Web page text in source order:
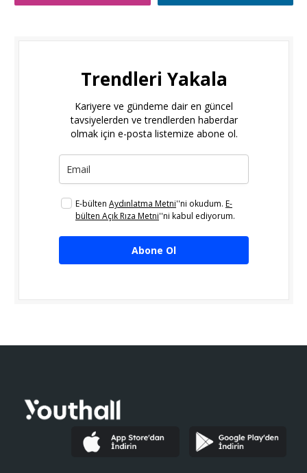
Trendleri Yakala
Kariyere ve gündeme dair en güncel
tavsiyelerden ve trendlerden haberdar
olmak için e-posta listemize abone ol.
E-bülten Aydınlatma Metni''ni okudum. E-
bülten Açık Rıza Metni''ni kabul ediyorum.
Abone Ol